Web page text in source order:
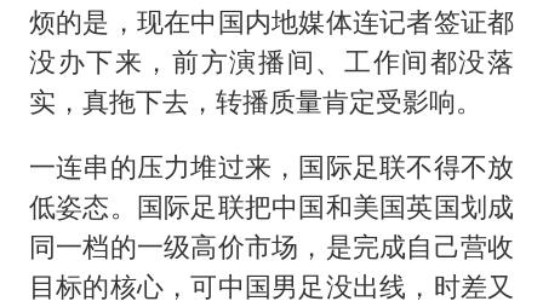
烦的是，现在中国内地媒体连记者签证都
没办下来，前方演播间、工作间都没落
实，真拖下去，转播质量肯定受影响。
一连串的压力堆过来，国际足联不得不放
低姿态。国际足联把中国和美国英国划成
同一档的一级高价市场，是完成自己营收
目标的核心，可中国男足没出线，时差又